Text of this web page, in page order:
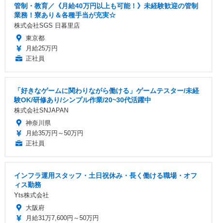
管制・教育／《月給40万円以上も可能！》未経験歓迎の管制
業務！寮あり＆各種手当が充実☆
株式会社SGS 日暮里店
東京都
月給25万円
正社員
「好きなゲームに関わりながら働ける」ゲームテスター/未経
験OK/研修あり/シンプル作業/20~30代活躍中
株式会社SNJAPAN
神奈川県
月給35万円～50万円
正社員
インフラ運用スタッフ・土日祝休み・長く働ける職場・オフ
ィス勤務
Yts株式会社
大阪府
月給31万7,600円～50万円